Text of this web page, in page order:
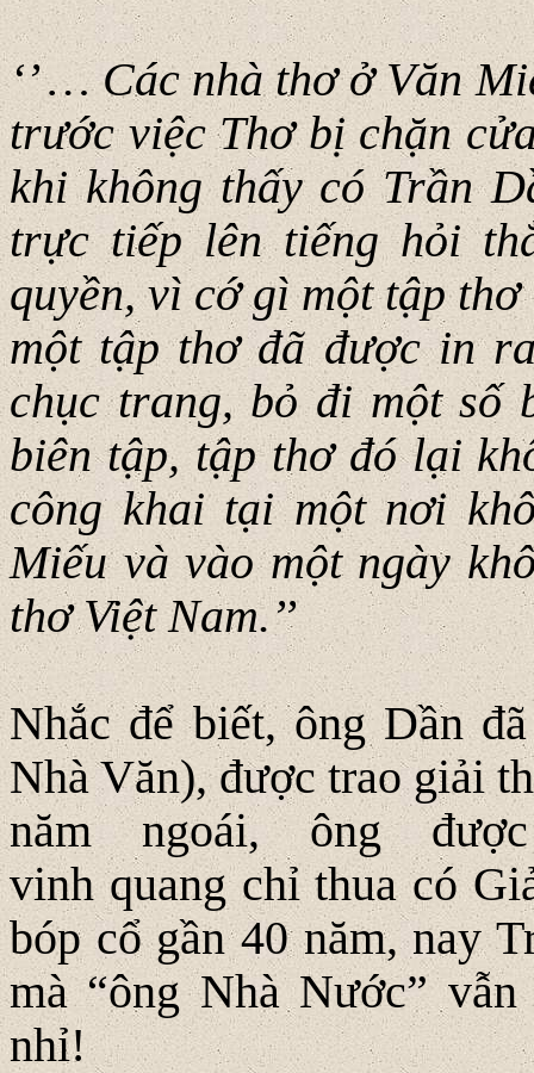
‘’ … Các nhà thơ ở Văn
trước việc Thơ bị chặn
khi không thấy có Trần
trực tiếp lên tiếng hỏi
quyền, vì cớ gì một tập
một tập thơ đã được in
chục trang, bỏ đi một số
biên tập, tập thơ đó lại
công khai tại một nơi
Miếu và vào một ngày
thơ Việt Nam.’’
Nhắc để biết, ông Dần
Nhà Văn), được trao giải
năm ngoái, ông
vinh quang chỉ thua có
bóp cổ gần 40 năm, nay
mà “ông Nhà Nước”
nhỉ!